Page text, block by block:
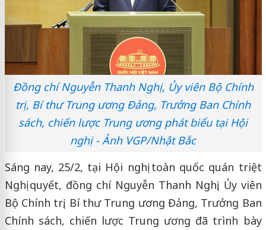
Đồng chí Nguyễn Thanh Nghị, Ủy viên Bộ Chính
trị, Bí thư Trung ương Đảng, Trưởng Ban Chính
sách, chiến lược Trung ương phát biểu tại Hội
nghị - Ảnh VGP/Nhật Bắc
Sáng nay, 25/2, tại Hội nghị toàn quốc quán triệt
Nghị quyết, đồng chí Nguyễn Thanh Nghị, Ủy viên
Bộ Chính trị, Bí thư Trung ương Đảng, Trưởng Ban
Chính sách, chiến lược Trung ương đã trình bày